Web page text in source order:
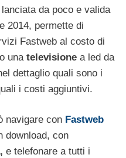
da poco e valida
2014, permette di
Fastweb al costo di
una televisione a led da
dettaglio quali sono i
i costi aggiuntivi.
navigare con Fastweb
download, con
e telefonare a tutti i